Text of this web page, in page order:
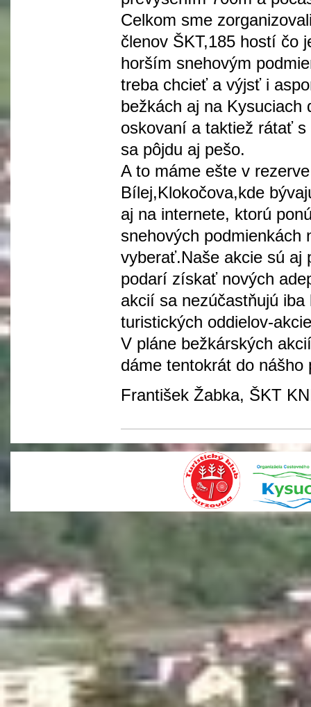
Celkom sme
členov ŠKT,185 hostí čo
horším snehovým
treba chcieť a výjsť i
bežkách aj na
oskovaní a taktiež rátať
sa pôjdu aj pešo.
A to máme ešte v
Bílej,Klokočova,kde
aj na internete, ktorú
snehových podmienkách
vyberať.Naše akcie sú aj
podarí získať nových
akcií sa nezúčastňujú
turistických oddielov-
V pláne bežkárských
dáme tentokrát do nášho
František Žabka, ŠKT